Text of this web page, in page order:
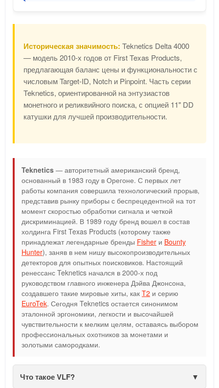
Историческая значимость: Teknetics Delta 4000
— модель 2010-х годов от First Texas Products,
предлагающая баланс цены и функциональности с
числовым Target-ID, Notch и Pinpoint. Часть серии
Teknetics, ориентированной на энтузиастов
монетного и реликвийного поиска, с опцией 11" DD
катушки для лучшей производительности.
Teknetics — авторитетный американский бренд,
основанный в 1983 году в Орегоне. С первых лет
работы компания совершила технологический прорыв,
представив рынку приборы с беспрецедентной на тот
момент скоростью обработки сигнала и четкой
дискриминацией. В 1989 году бренд вошел в состав
холдинга First Texas Products (которому также
принадлежат легендарные бренды Fisher и Bounty
Hunter), заняв в нем нишу высокопроизводительных
детекторов для опытных поисковиков. Настоящий
ренессанс Teknetics начался в 2000-х под
руководством главного инженера Дэйва Джонсона,
создавшего такие мировые хиты, как T2 и серию
EuroTek. Сегодня Teknetics остается синонимом
эталонной эргономики, легкости и высочайшей
чувствительности к мелким целям, оставаясь выбором
профессиональных охотников за монетами и
золотыми самородками.
Что такое VLF?